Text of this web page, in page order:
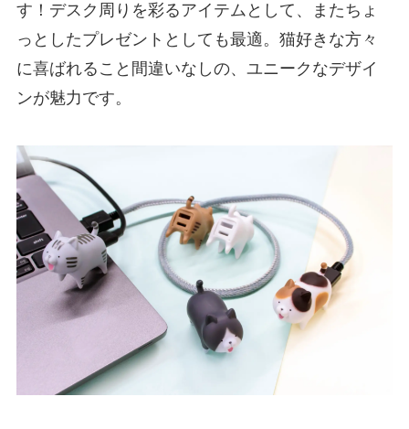
す！デスク周りを彩るアイテムとして、またちょ
っとしたプレゼントとしても最適。猫好きな方々
に喜ばれること間違いなしの、ユニークなデザイ
ンが魅力です。